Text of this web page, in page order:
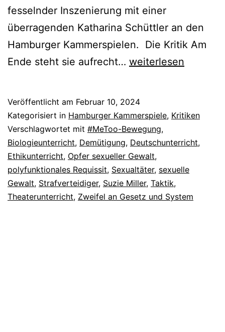
fesselnder Inszenierung mit einer
überragenden Katharina Schüttler an den
Hamburger Kammerspielen. Die Kritik Am
Ende steht sie aufrecht… Prima
weiterlesen
Veröffentlicht am Februar 10, 2024
Kategorisiert in Hamburger Kammerspiele, Kritiken
Verschlagwortet mit #MeToo-Bewegung,
Biologieunterricht, Demütigung, Deutschunterricht,
Ethikunterricht, Opfer sexueller Gewalt,
polyfunktionales Requissit, Sexualtäter, sexuelle
Gewalt, Strafverteidiger, Suzie Miller, Taktik,
Theaterunterricht, Zweifel an Gesetz und System